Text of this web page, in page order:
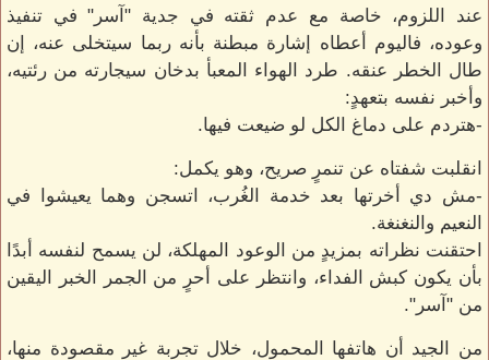
عند اللزوم، خاصة مع عدم ثقته في جدية "آسر" في تنفيذ
وعوده، فاليوم أعطاه إشارة مبطنة بأنه ربما سيتخلى عنه، إن
طال الخطر عنقه. طرد الهواء المعبأ بدخان سيجارته من رئتيه،
وأخبر نفسه بتعهدٍ:
-هتردم على دماغ الكل لو ضيعت فيها.
انقلبت شفتاه عن تنمرٍ صريح، وهو يكمل:
-مش دي أخرتها بعد خدمة الغُرب، اتسجن وهما يعيشوا في
النعيم والنغنغة.
احتقنت نظراته بمزيدٍ من الوعود المهلكة، لن يسمح لنفسه أبدًا
بأن يكون كبش الفداء، وانتظر على أحرٍ من الجمر الخبر اليقين
من "آسر".
من الجيد أن هاتفها المحمول، خلال تجربة غير مقصودة منها،